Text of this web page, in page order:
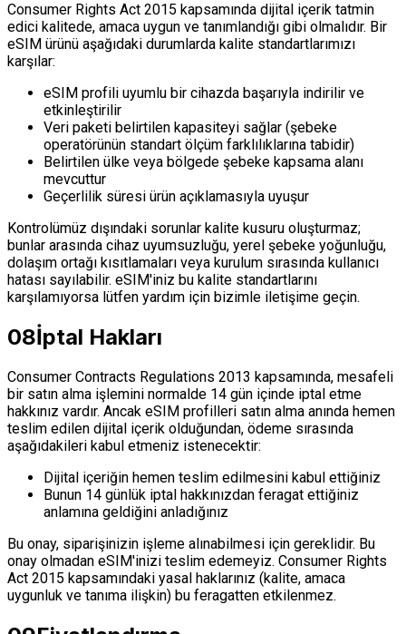
Consumer Rights Act 2015 kapsamında dijital içerik tatmin
edici kalitede, amaca uygun ve tanımlandığı gibi olmalıdır. Bir
eSIM ürünü aşağıdaki durumlarda kalite standartlarımızı
karşılar:
eSIM profili uyumlu bir cihazda başarıyla indirilir ve
etkinleştirilir
Veri paketi belirtilen kapasiteyi sağlar (şebeke
operatörünün standart ölçüm farklılıklarına tabidir)
Belirtilen ülke veya bölgede şebeke kapsama alanı
mevcuttur
Geçerlilik süresi ürün açıklamasıyla uyuşur
Kontrolümüz dışındaki sorunlar kalite kusuru oluşturmaz;
bunlar arasında cihaz uyumsuzluğu, yerel şebeke yoğunluğu,
dolaşım ortağı kısıtlamaları veya kurulum sırasında kullanıcı
hatası sayılabilir. eSIM'iniz bu kalite standartlarını
karşılamıyorsa lütfen yardım için bizimle iletişime geçin.
08İptal Hakları
Consumer Contracts Regulations 2013 kapsamında, mesafeli
bir satın alma işlemini normalde 14 gün içinde iptal etme
hakkınız vardır. Ancak eSIM profilleri satın alma anında hemen
teslim edilen dijital içerik olduğundan, ödeme sırasında
aşağıdakileri kabul etmeniz istenecektir:
Dijital içeriğin hemen teslim edilmesini kabul ettiğiniz
Bunun 14 günlük iptal hakkınızdan feragat ettiğiniz
anlamına geldiğini anladığınız
Bu onay, siparişinizin işleme alınabilmesi için gereklidir. Bu
onay olmadan eSIM'inizi teslim edemeyiz. Consumer Rights
Act 2015 kapsamındaki yasal haklarınız (kalite, amaca
uygunluk ve tanıma ilişkin) bu feragatten etkilenmez.